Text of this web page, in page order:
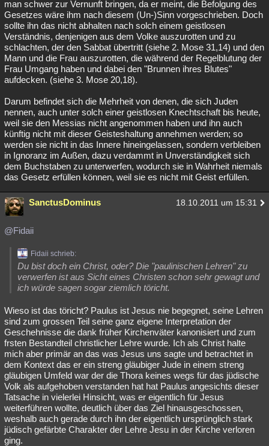
man schwer zur Vernunft bringen, da er meint, die Befolgung des
Gesetzes wäre ihm nach diesem (Un-)Sinn vorgeschrieben. Doch
sollte ihn das nicht abhalten nach solch einem geistlosen
Verständnis, denjenigen aus dem Volke auszurotten und zu
schlachten, der den Sabbat übertritt (siehe 2. Mose 31,14) und den
Mann und die Frau auszurotten, die während der Regelblutung der
Frau Umgang haben und dabei den "Brunnen ihres Blutes"
aufdecken. (siehe 3. Mose 20,18).
Darum befindet sich die Mehrheit von denen, die sich Juden
nennen, auch unter solch einer geistlosen Knechtschaft bis heute,
weil sie den Messias nicht angenommen haben und ihn auch
künftig nicht mit dieser Geisteshaltung annehmen werden; so
werden sie nicht in das Innere hineingelassen, sondern verbleiben
in Ignoranz im Außen, dazu verdammt in Unverständigkeit sich
dem Buchstaben zu unterwerfen, wodurch sie in Wahrheit niemals
das Gesetz erfüllen können, weil sie es nicht mit Geist erfüllen.
SanctusDominus 18.10.2011 um 15:31
@Fidaii
Fidaii schrieb:
Du bist doch ein Christ, oder? Die "paulinischen Lehren" zu
verwerfen ist aus Sicht eines Christen schon sehr gewagt und
ich würde sagen sogar ziemlich töricht.
Wieso ist das töricht? Paulus ist Jesus nie begegnet, seine Lehren
sind zum grossen Teil seine ganz eigene Interpretation der
Geschehnisse die dank früher Kirchenväter kanonisiert und zum
frsten Bestandteil christlicher Lehre wurde. Ich als Christ halte
mich aber primär an das was Jesus uns sagte und betrachtet in
dem Kontext das er ein streng gläubiger Jude in einem streng
gläubigen Umfeld war der die Thora keines wegs für das jüdische
Volk als aufgehoben verstanden hat hat Paulus angesichts dieser
Tatsache in vielerlei Hinsicht, was er eigentlich für Jesus
weiterführen wollte, deutlich über das Ziel hinausgeschossen,
weshalb auch gerade durch ihn der eigentlich ursprünglich stark
jüdisch gefärbte Charakter der Lehre Jesu in der Kirche verloren
ging.